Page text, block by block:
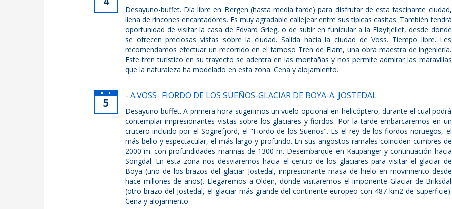
Desayuno-buffet. Día libre en Bergen (hasta media tarde) para disfrutar de esta fascinante ciudad,
llena de rincones encantadores. Es muy agradable callejear entre sus típicas casitas. También tendrá
oportunidad de visitar la casa de Edvard Grieg, o de subir en funicular a la Fløyfjellet, desde donde
se ofrecen preciosas vistas sobre la ciudad. Salida hacia la ciudad de Voss. Tiempo libre. Les
recomendamos efectuar un recorrido en el famoso Tren de Flam, una obra maestra de ingeniería.
Este tren turístico en su trayecto se adentra en las montañas y nos permite admirar las maravillas
que la naturaleza ha modelado en esta zona. Cena y alojamiento.
5
- A.VOSS- FIORDO DE LOS SUEÑOS-GLACIAR DE BOYA-A. JOSTEDAL
Desayuno-buffet. A primera hora sugerimos un vuelo opcional en helicóptero, durante el cual podrá
contemplar impresionantes vistas sobre los glaciares y fiordos. Por la tarde embarcaremos en un
crucero incluido por el Sognefjord, el "Fiordo de los Sueños". Es el rey de los fiordos noruegos, el
más bello y espectacular, el más largo y profundo. En sus angostos ramales coinciden cumbres de
2000 m. con profundidades marinas de 1300 m. Desembarque en Kaupanger y continuación hacia
Songdal. En esta zona nos desviaremos hacia el centro de los glaciares para visitar el glaciar de
Boya (uno de los brazos del glaciar Jostedal, impresionante masa de hielo en movimiento desde
hace millones de años). Llegaremos a Olden, donde visitaremos el imponente Glaciar de Briksdal
(otro brazo del Jostedal, el glaciar más grande del continente europeo con 487 km2 de superficie).
Cena y alojamiento.